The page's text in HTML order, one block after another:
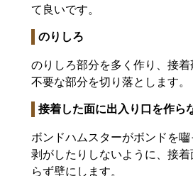
て良いです。
のりしろ
のりしろ部分を多く作り、接着
不要な部分を切り落とします。
接着した面に出入り口を作ら
ボンドハムスターがボンドを
剥がしたりしないように、接
らず壁にします。